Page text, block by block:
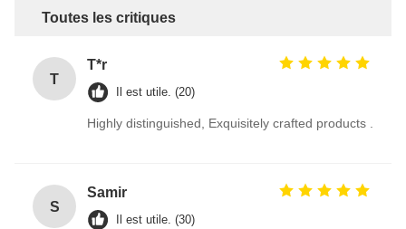
Toutes les critiques
T
T*r
Il est utile. (20)
Highly distinguished, Exquisitely crafted products .
S
Samir
Il est utile. (30)